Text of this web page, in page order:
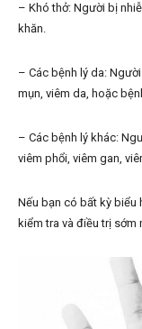
– Khó thở: Người bị
khăn.
– Các bệnh lý da:
mụn, viêm da, hoặc
– Các bệnh lý khác:
viêm phổi, viêm gan,
Nếu bạn có bất kỳ biểu
kiểm tra và điều trị sớm